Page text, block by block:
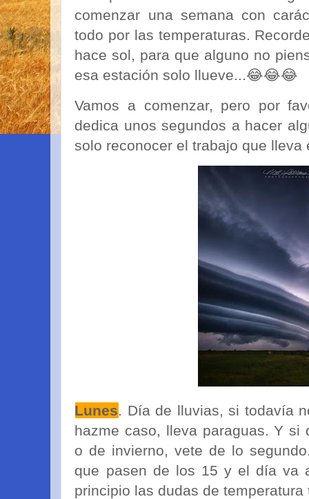
comenzar una semana con
todo por las temperaturas.
hace sol, para que alguno no
esa estación solo llueve...😂😂😂
Vamos a comenzar, pero por
dedica unos segundos a hacer
solo reconocer el trabajo que lleva
Lunes . Día de lluvias, si todavía
hazme caso, lleva paraguas. Y si
o de invierno, vete de lo
que pasen de los 15 y el día va
principio las dudas de